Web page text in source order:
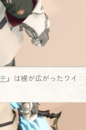
』は裾が広がったワイ